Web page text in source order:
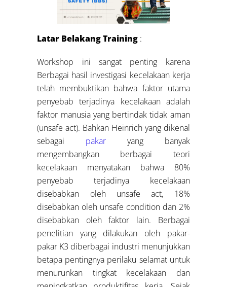
Latar Belakang Training :
Workshop ini sangat penting karena
Berbagai hasil investigasi kecelakaan kerja
telah membuktikan bahwa faktor utama
penyebab terjadinya kecelakaan adalah
faktor manusia yang bertindak tidak aman
(unsafe act). Bahkan Heinrich yang dikenal
sebagai pakar yang banyak
mengembangkan berbagai teori
kecelakaan menyatakan bahwa 80%
penyebab terjadinya kecelakaan
disebabkan oleh unsafe act, 18%
disebabkan oleh unsafe condition dan 2%
disebabkan oleh faktor lain. Berbagai
penelitian yang dilakukan oleh pakar-
pakar K3 diberbagai industri menunjukkan
betapa pentingnya perilaku selamat untuk
menurunkan tingkat kecelakaan dan